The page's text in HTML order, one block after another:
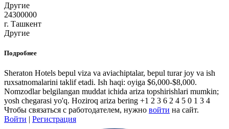
Другие
24300000
г. Ташкент
Другие
Подробнее
Sheraton Hotels bepul viza va aviachiptalar, bepul turar joy va ish
ruxsatnomalarini taklif etadi. Ish haqi: oyiga $6,000-$8,000.
Nomzodlar belgilangan muddat ichida ariza topshirishlari mumkin;
yosh chegarasi yo'q. Hoziroq ariza bering +1 2 3 6 2 4 5 0 1 3 4
Чтобы связаться с работодателем, нужно войти на сайт.
Войти | Регистрация